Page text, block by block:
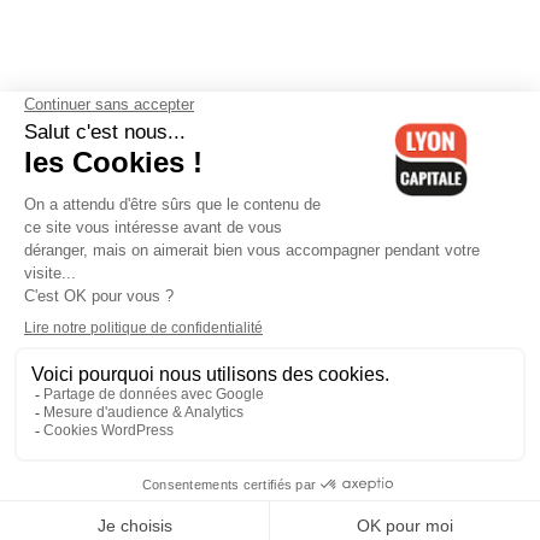
Contactez-nous-Mentions légales-CGV-Politique de
confidentialité-Gestion des cookies
Cedex 06